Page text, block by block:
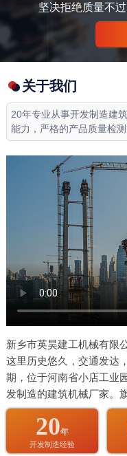
坚决拒绝质量不
关于我们
20年专业从事开发制造建
能力，严格的产品质量检测
新乡市英昊建工机械有限
这里历史悠久，交通发达
期，位于河南省小店工业
发制造的建筑机械厂家。
20年
开发制造经验